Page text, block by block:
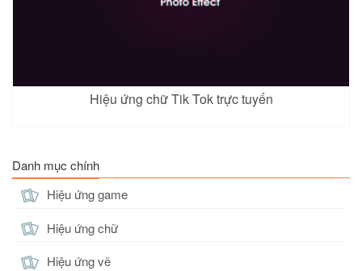
Hiệu ứng chữ Tik Tok trực tuyến
Danh mục chính
Hiệu ứng game
Hiệu ứng chữ
Hiệu ứng vẽ